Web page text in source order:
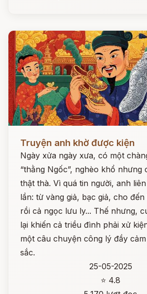
Truyện anh khờ được kiện
Ngày xửa ngày xưa, có một
“thằng Ngốc”, nghèo khổ nhưng
thật thà. Vì quá tin người, anh
lần: từ vàng giả, bạc giả, cho
rồi cả ngọc lưu ly... Thế nhưng,
lại khiến cả triều đình phải xử
một câu chuyện công lý đầy
sắc.
25-05-2025
⭐ 4.8